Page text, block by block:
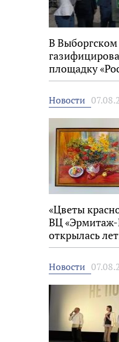
В
площадку
Новости
«Цветы
ВЦ
открылась
Новости